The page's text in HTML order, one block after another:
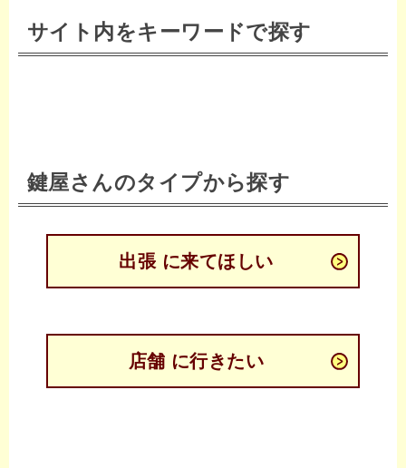
サイト内をキーワードで探す
鍵屋さんのタイプから探す
出張 に来てほしい
店舗 に行きたい